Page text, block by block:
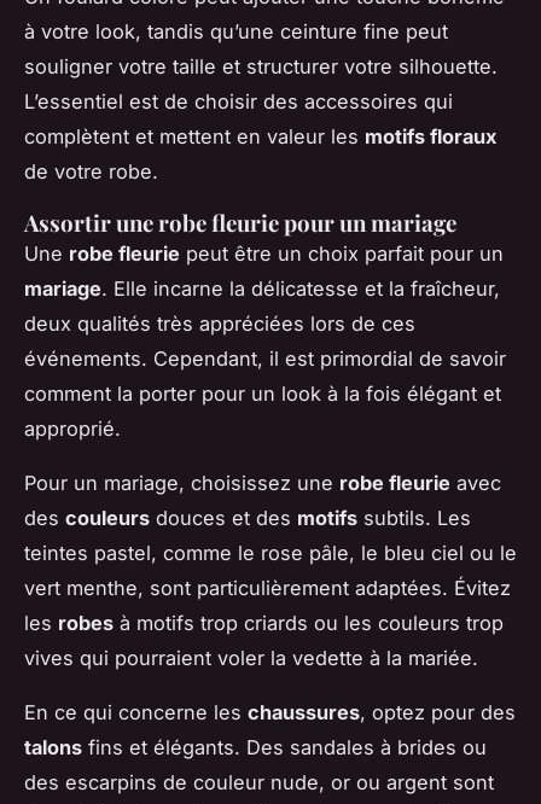
à votre look, tandis qu’une ceinture fine peut
souligner votre taille et structurer votre silhouette.
L’essentiel est de choisir des accessoires qui
complètent et mettent en valeur les motifs floraux
de votre robe.
Assortir une robe fleurie pour un mariage
Une robe fleurie peut être un choix parfait pour un
mariage. Elle incarne la délicatesse et la fraîcheur,
deux qualités très appréciées lors de ces
événements. Cependant, il est primordial de savoir
comment la porter pour un look à la fois élégant et
approprié.
Pour un mariage, choisissez une robe fleurie avec
des couleurs douces et des motifs subtils. Les
teintes pastel, comme le rose pâle, le bleu ciel ou le
vert menthe, sont particulièrement adaptées. Évitez
les robes à motifs trop criards ou les couleurs trop
vives qui pourraient voler la vedette à la mariée.
En ce qui concerne les chaussures, optez pour des
talons fins et élégants. Des sandales à brides ou
des escarpins de couleur nude, or ou argent sont